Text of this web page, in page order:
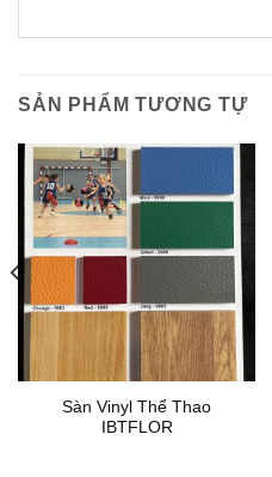
SẢN PHẨM TƯƠNG TỰ
Sàn Vinyl Thể Thao
IBTFLOR